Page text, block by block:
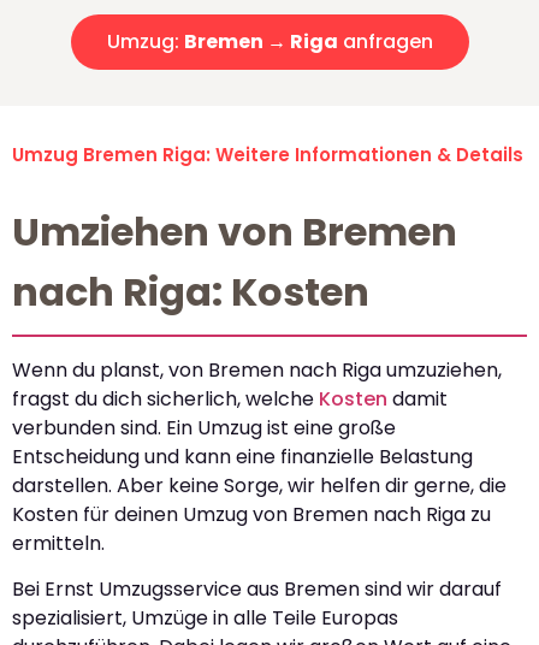
Umzug: Bremen → Riga anfragen
Umzug Bremen Riga: Weitere Informationen & Details
Umziehen von Bremen
nach Riga: Kosten
Wenn du planst, von Bremen nach Riga umzuziehen,
fragst du dich sicherlich, welche Kosten damit
verbunden sind. Ein Umzug ist eine große
Entscheidung und kann eine finanzielle Belastung
darstellen. Aber keine Sorge, wir helfen dir gerne, die
Kosten für deinen Umzug von Bremen nach Riga zu
ermitteln.
Bei Ernst Umzugsservice aus Bremen sind wir darauf
spezialisiert, Umzüge in alle Teile Europas